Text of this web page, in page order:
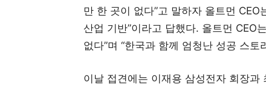
만 한 곳이 없다”고 말하자 올트먼
산업 기반”이라고 답했다. 올트먼 CEO
없다”며 “한국과 함께 엄청난 성공 스토
이날 접견에는 이재용 삼성전자 회장과